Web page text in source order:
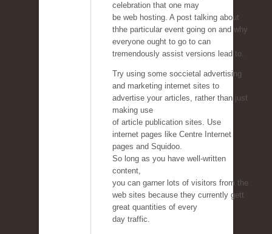
celebration that one may
be web hosting. A post talking about
thhe particular event going on and why
everyone ought to go to can
tremendously assist versions lead to.
Try using some soccietal advertising
and marketing internet sites to
advertise your articles, rather than just
making use
of article publication sites. Use
internet pages like Centre Internet
pages and Squidoo.
So long as you have well-written
content,
you can garner lots of visitors from the
web sites because they currently gett
great quantities of every
day traffic.